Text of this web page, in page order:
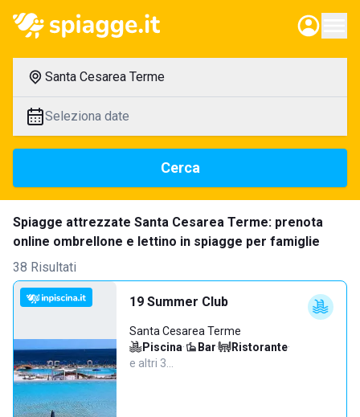
Santa Cesarea Terme
Seleziona date
Cerca
Spiagge attrezzate Santa Cesarea Terme: prenota
online ombrellone e lettino in spiagge per famiglie
38 Risultati
19 Summer Club
Santa Cesarea Terme
Piscina· Bar· Ristorante·
e altri 3…